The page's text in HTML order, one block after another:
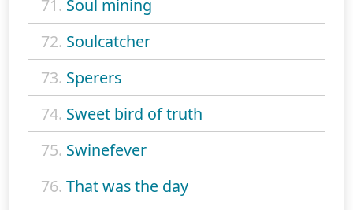
71. Soul mining
72. Soulcatcher
73. Sperers
74. Sweet bird of truth
75. Swinefever
76. That was the day